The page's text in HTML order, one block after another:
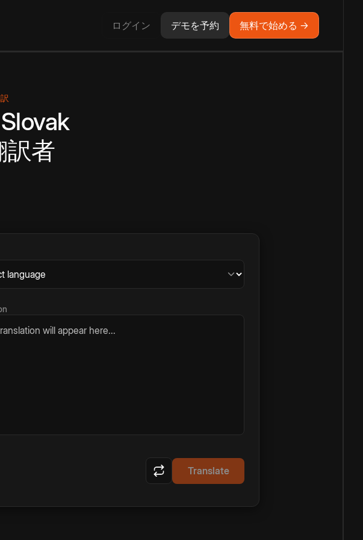
ログイン デモを予約 無料で始める →
Slovak
訳者
will appear here...
Translate